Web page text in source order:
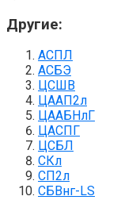
Другие:
АСПЛ
АСБЭ
ЦСШВ
ЦААП2л
ЦААБНлГ
ЦАСПГ
ЦСБЛ
СКл
СП2л
СБВнг-LS